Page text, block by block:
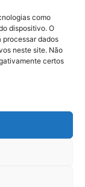
como
dispositivo. O
processar dados
neste site. Não
certos
por: